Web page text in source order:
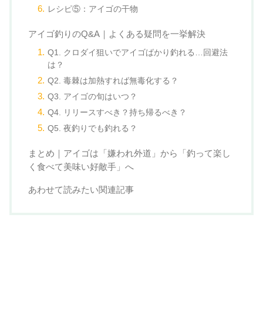
レシピ⑤：アイゴの干物
アイゴ釣りのQ&A｜よくある疑問を一挙解決
Q1. クロダイ狙いでアイゴばかり釣れる…回避法
は？
Q2. 毒棘は加熱すれば無毒化する？
Q3. アイゴの旬はいつ？
Q4. リリースすべき？持ち帰るべき？
Q5. 夜釣りでも釣れる？
まとめ｜アイゴは「嫌われ外道」から「釣って楽し
く食べて美味い好敵手」へ
あわせて読みたい関連記事